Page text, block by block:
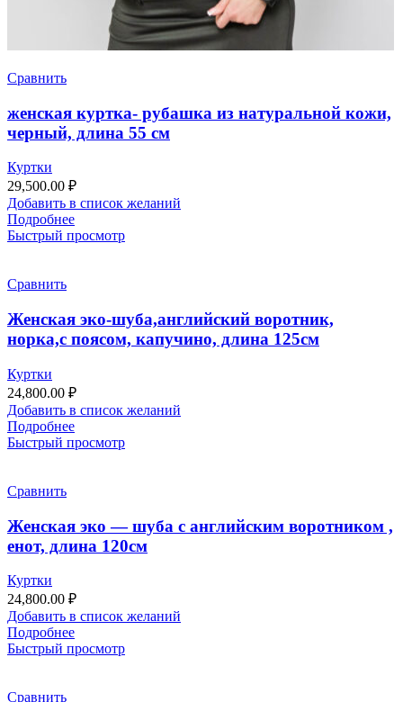
Сравнить
женская куртка- рубашка из натуральной кожи,
черный, длина 55 см
Куртки
29,500.00 ₽
Добавить в список желаний
Подробнее
Быстрый просмотр
Сравнить
Женская эко-шуба,английский воротник,
норка,с поясом, капучино, длина 125см
Куртки
24,800.00 ₽
Добавить в список желаний
Подробнее
Быстрый просмотр
Сравнить
Женская эко — шуба с английским воротником ,
енот, длина 120см
Куртки
24,800.00 ₽
Добавить в список желаний
Подробнее
Быстрый просмотр
Сравнить